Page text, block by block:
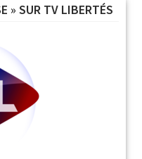
» SUR TV LIBERTÉS